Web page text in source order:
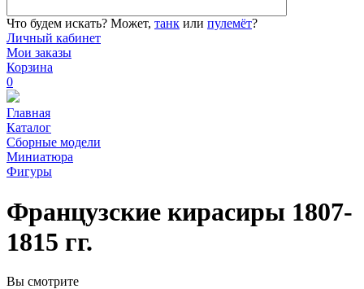
Что будем искать? Может, танк или пулемёт?
Личный кабинет
Мои заказы
Корзина
0
Главная
Каталог
Сборные модели
Миниатюра
Фигуры
Французские кирасиры 1807-
1815 гг.
Вы смотрите